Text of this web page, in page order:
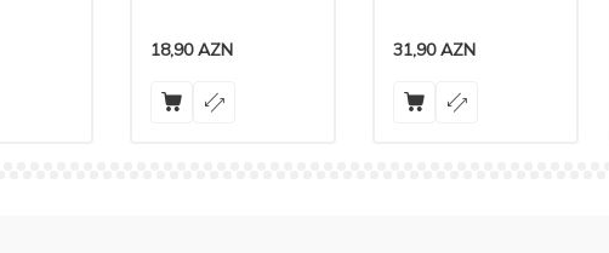
18,90AZN 31,90AZN